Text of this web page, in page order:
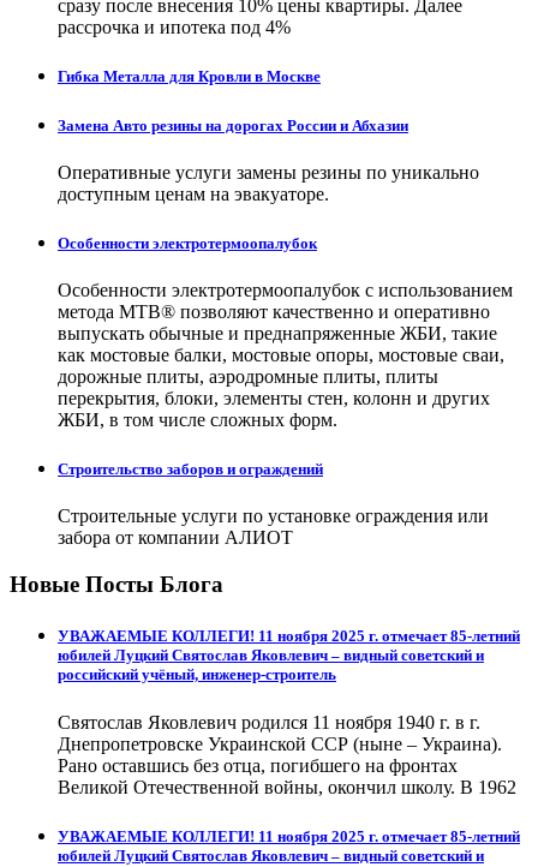
сразу после внесения 10% цены квартиры. Далее
рассрочка и ипотека под 4%
Гибка Металла для Кровли в Москве
Замена Авто резины на дорогах России и Абхазии
Оперативные услуги замены резины по уникально
доступным ценам на эвакуаторе.
Особенности электротермоопалубок
Особенности электротермоопалубок с использованием
метода МТВ® позволяют качественно и оперативно
выпускать обычные и преднапряженные ЖБИ, такие
как мостовые балки, мостовые опоры, мостовые сваи,
дорожные плиты, аэродромные плиты, плиты
перекрытия, блоки, элементы стен, колонн и других
ЖБИ, в том числе сложных форм.
Строительство заборов и ограждений
Строительные услуги по установке ограждения или
забора от компании АЛИОТ
Новые Посты Блога
УВАЖАЕМЫЕ КОЛЛЕГИ! 11 ноября 2025 г. отмечает 85-летний
юбилей Луцкий Святослав Яковлевич – видный советский и
российский учёный, инженер-строитель
Святослав Яковлевич родился 11 ноября 1940 г. в г.
Днепропетровске Украинской ССР (ныне – Украина).
Рано оставшись без отца, погибшего на фронтах
Великой Отечественной войны, окончил школу. В 1962
УВАЖАЕМЫЕ КОЛЛЕГИ! 11 ноября 2025 г. отмечает 85-летний
юбилей Луцкий Святослав Яковлевич – видный советский и